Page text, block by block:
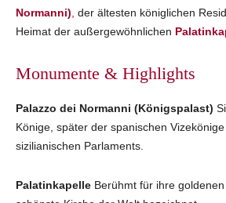
Normanni) der ältesten königlichen
Heimat der außergewöhnlichen
Monumente & Highlights
Palazzo dei Normanni (Königspalast)
Könige, später der spanischen
sizilianischen Parlaments.
Palatinkapelle Berühmt für ihre